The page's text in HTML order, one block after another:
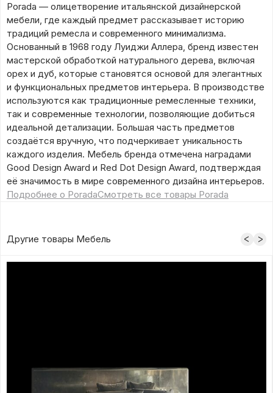
Porada — олицетворение итальянской дизайнерской
мебели, где каждый предмет рассказывает историю
традиций ремесла и современного минимализма.
Основанный в 1968 году Луиджи Аллера, бренд известен
мастерской обработкой натурального дерева, включая
орех и дуб, которые становятся основой для элегантных
и функциональных предметов интерьера. В производстве
используются как традиционные ремесленные техники,
так и современные технологии, позволяющие добиться
идеальной детализации. Большая часть предметов
создаётся вручную, что подчеркивает уникальность
каждого изделия. Мебель бренда отмечена наградами
Good Design Award и Red Dot Design Award, подтверждая
её значимость в мире современного дизайна интерьеров.
Подробнее о PoradaСмотреть все товары Porada
Другие товары Мебель